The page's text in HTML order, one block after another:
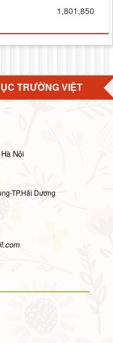
1,801,850
TRƯỜNG VIỆT
Nội
TP.Hải Dương